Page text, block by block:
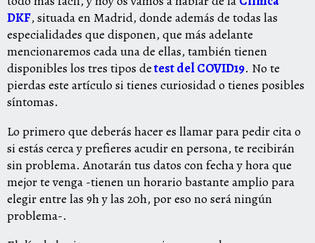
DKF, situada en Madrid, donde además de todas las
especialidades que disponen, que más adelante
mencionaremos cada una de ellas, también tienen
disponibles los tres tipos detest del COVID19. No te
pierdas este artículo si tienes curiosidad o tienes posibles
síntomas.
Lo primero que deberás hacer es llamar para pedir cita o
si estás cerca y prefieres acudir en persona, te recibirán
sin problema. Anotarán tus datos con fecha y hora que
mejor te venga -tienen un horario bastante amplio para
elegir entre las 9h y las 20h, por eso no será ningún
problema-.